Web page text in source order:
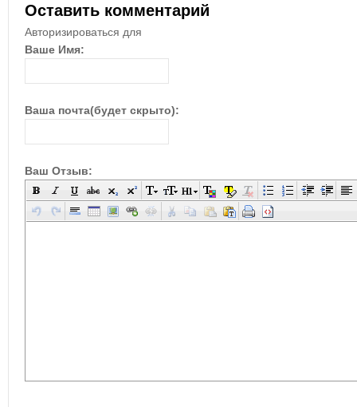
Оставить комментарий
Авторизироваться для
Ваше Имя:
Ваша почта(будет скрыто):
Ваш Отзыв: